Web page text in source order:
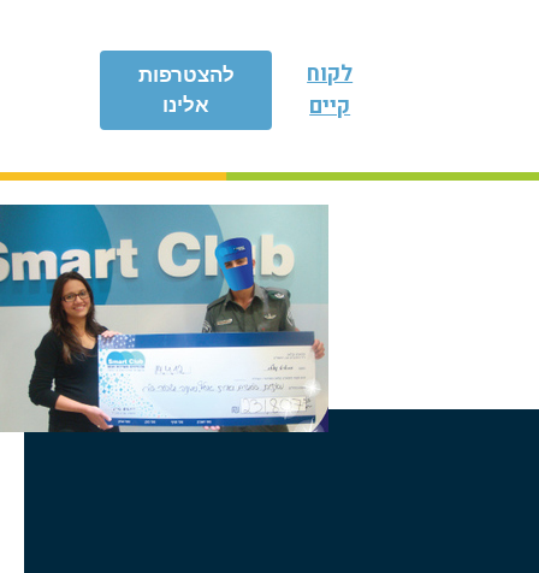
להצטרפות
אלינו
לקוח
קיים